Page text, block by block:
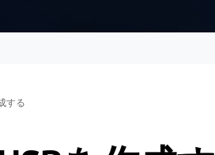
する